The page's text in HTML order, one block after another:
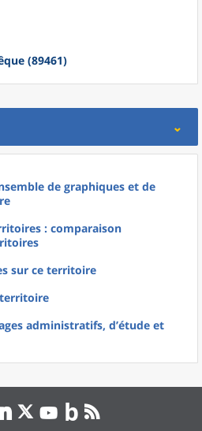
(89461)
de graphiques et de
: comparaison
sur ce territoire
administratifs, d’étude et